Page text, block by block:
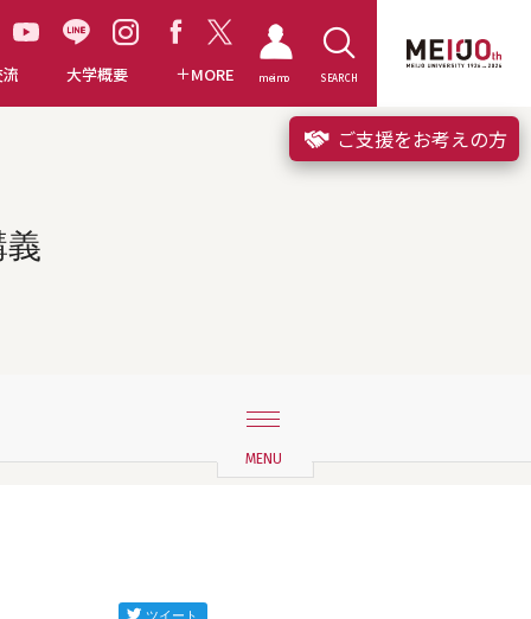
大学概要 MORE meimo SEARCH
ご支援をお考えの方